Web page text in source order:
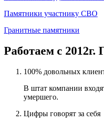
Памятники участнику СВО
Гранитные памятники
Работаем с 2012г.
100% довольных
В штат компании
умершего.
Цифры говорят за себя